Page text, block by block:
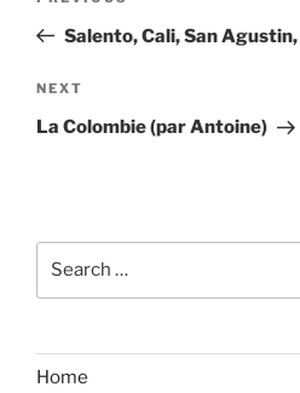
PostSalento, Cali, San
Next
Post
NEXT
La Colombie (par Antoine)
Home